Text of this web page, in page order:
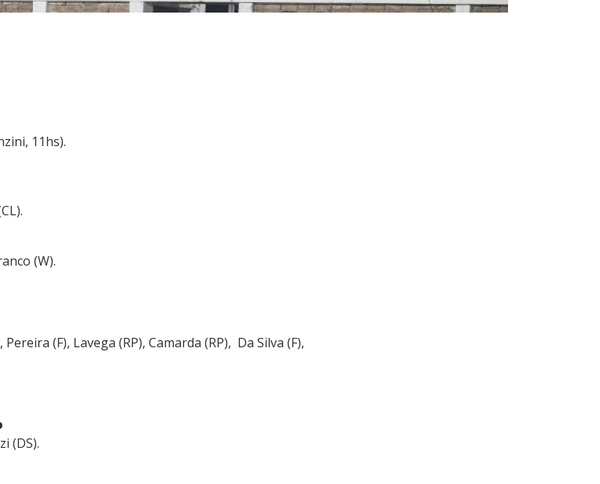
11hs).
(W).
(F), Lavega (RP), Camarda (RP), Da Silva (F),
(DS).